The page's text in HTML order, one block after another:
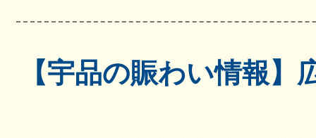
【宇品の賑わい情報】